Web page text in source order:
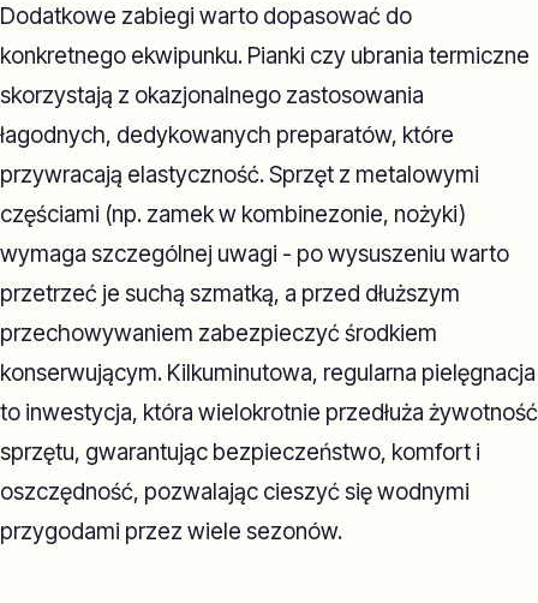
Dodatkowe zabiegi warto dopasować do
konkretnego ekwipunku. Pianki czy ubrania termiczne
skorzystają z okazjonalnego zastosowania
łagodnych, dedykowanych preparatów, które
przywracają elastyczność. Sprzęt z metalowymi
częściami (np. zamek w kombinezonie, nożyki)
wymaga szczególnej uwagi - po wysuszeniu warto
przetrzeć je suchą szmatką, a przed dłuższym
przechowywaniem zabezpieczyć środkiem
konserwującym. Kilkuminutowa, regularna pielęgnacja
to inwestycja, która wielokrotnie przedłuża żywotność
sprzętu, gwarantując bezpieczeństwo, komfort i
oszczędność, pozwalając cieszyć się wodnymi
przygodami przez wiele sezonów.